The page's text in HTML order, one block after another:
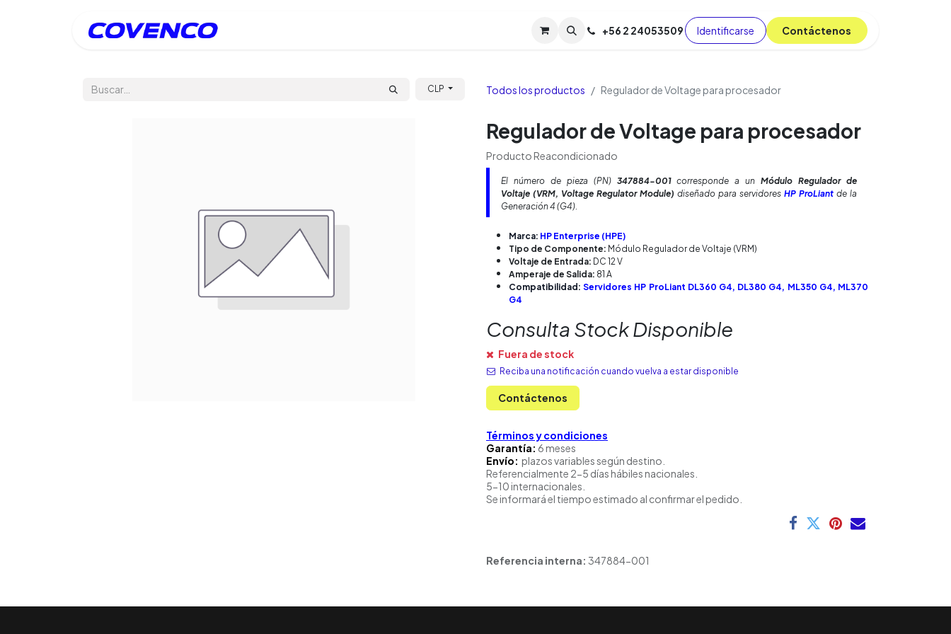
Soporte TPM (CL) Tienda Cursos Blog
+56 2 24053509 Identificarse C​​​​ont​​​​áct​​​​​​en​​​​​​os
CLP Todos los productos Regulador de Voltage para procesador
Regulador de Voltage para procesador
Producto Reacondicionado
El número de pieza (PN) 347884-001corresponde a unMódulo Regulador de
Voltaje (VRM, Voltage Regulator Module) diseñado para servidores HP ProLiant de la
Generación 4 (G4).
Marca: HP Enterprise (HPE)
Tipo de Componente: Módulo Regulador de Voltaje (VRM)
Voltaje de Entrada: DC 12 V
Amperaje de Salida: 81 A
Compatibilidad: Servidores HP ProLiant DL360 G4, DL380 G4, ML350 G4, ML370
G4
Consulta Stock Disponible
Fuera de stock
Reciba una notificación cuando vuelva a estar disponible
Contáctenos
Términos y condiciones
Garantía: 6 meses
Envío: plazos variables según destino.
Referencialmente 2-5 días hábiles nacionales.
5-10 internacionales.
Se informará el tiempo estimado al confirmar el pedido.
Referencia interna: 347884-001